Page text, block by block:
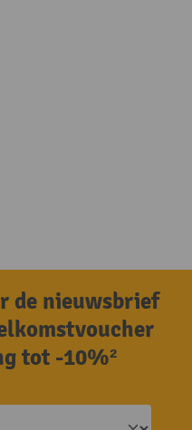
de nieuwsbrief
tot -10%²